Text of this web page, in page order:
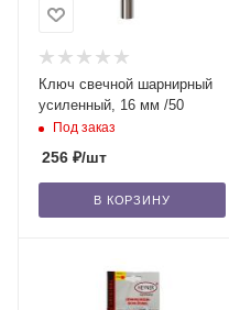
Ключ свечной шарнирный
усиленный, 16 мм /50
Под заказ
256 ₽/шт
В КОРЗИНУ